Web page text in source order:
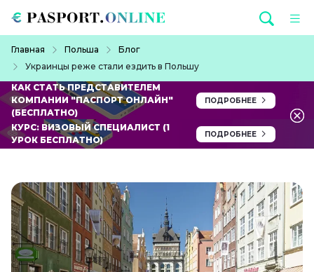
Главная Польша
Блог
Украинцы реже стали ездить в Польшу
КАК СТАТЬ ПРЕДСТАВИТЕЛЕМ
КОМПАНИИ "ПАСПОРТ ОНЛАЙН"
(БЕСПЛАТНО)
ПОДРОБНЕЕ
КУРС: ВИЗОВЫЙ СПЕЦИАЛИСТ (1
УРОК БЕСПЛАТНО)
ПОДРОБНЕЕ